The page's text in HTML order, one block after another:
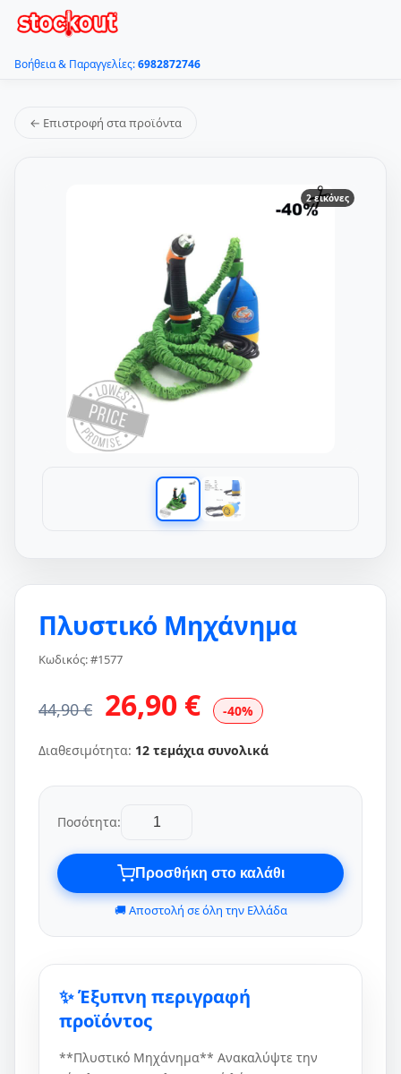
Βοήθεια & Παραγγελίες:6982872746
← Επιστροφή στα προϊόντα
2 εικόνες
Πλυστικό Μηχάνημα
Κωδικός: #1577
44,90 € 26,90 € -40%
Διαθεσιμότητα: 12 τεμάχια συνολικά
Ποσότητα:
Προσθήκη στο καλάθι
🚚 Αποστολή σε όλη την Ελλάδα
✨ Έξυπνη περιγραφή
προϊόντος
**Πλυστικό Μηχάνημα** Ανακαλύψτε την